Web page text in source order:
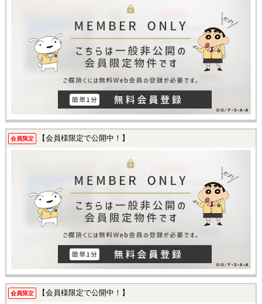
会員限定 【会員様限定で公開中！】
会員限定 【会員様限定で公開中！】